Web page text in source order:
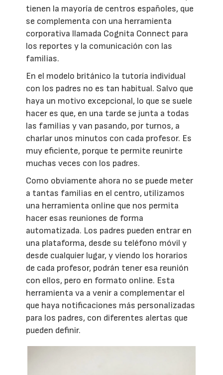
tienen la mayoría de centros españoles, que
se complementa con una herramienta
corporativa llamada Cognita Connect para
los reportes y la comunicación con las
familias.
En el modelo británico la tutoría individual
con los padres no es tan habitual. Salvo que
haya un motivo excepcional, lo que se suele
hacer es que, en una tarde se junta a todas
las familias y van pasando, por turnos, a
charlar unos minutos con cada profesor. Es
muy eficiente, porque te permite reunirte
muchas veces con los padres.
Como obviamente ahora no se puede meter
a tantas familias en el centro, utilizamos
una herramienta online que nos permita
hacer esas reuniones de forma
automatizada. Los padres pueden entrar en
una plataforma, desde su teléfono móvil y
desde cualquier lugar, y viendo los horarios
de cada profesor, podrán tener esa reunión
con ellos, pero en formato online. Esta
herramienta va a venir a complementar el
que haya notificaciones más personalizadas
para los padres, con diferentes alertas que
pueden definir.